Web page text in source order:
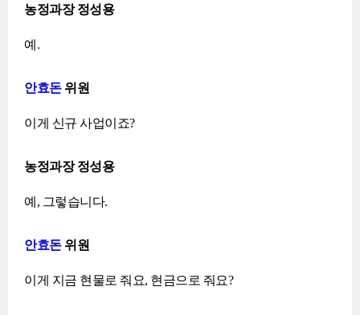
농정과장 정성용
예.
안효돈위원
이게 신규 사업이죠?
농정과장 정성용
예, 그렇습니다.
안효돈위원
이게 지금 현물로 줘요, 현금으로 줘요?